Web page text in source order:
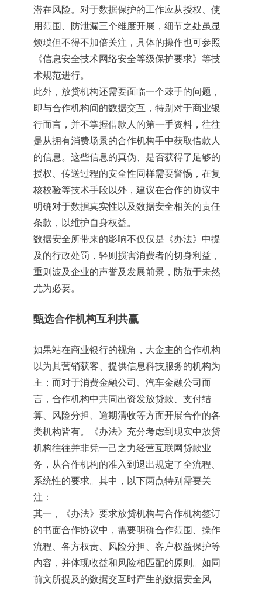
潜在风险。对于数据保护的工作应从授权、使
用范围、防泄漏三个维度开展，细节之处虽显
烦琐但不得不加倍关注，具体的操作也可参照
《信息安全技术网络安全等级保护要求》等技
术规范进行。
此外，放贷机构还需要面临一个棘手的问题，
即与合作机构间的数据交互，特别对于商业银
行而言，并不掌握借款人的第一手资料，往往
是从拥有消费场景的合作机构手中获取借款人
的信息。这些信息的真伪、是否获得了足够的
授权、传送过程的安全性同样需要警惕，在复
核校验等技术手段以外，建议在合作的协议中
明确对于数据真实性以及数据安全相关的责任
条款，以维护自身权益。
数据安全所带来的影响不仅仅是《办法》中提
及的行政处罚，轻则损害消费者的切身利益，
重则波及企业的声誉及发展前景，防范于未然
尤为必要。
甄选合作机构互利共赢
如果站在商业银行的视角，大金主的合作机构
以为其营销获客、提供信息科技服务的机构为
主；而对于消费金融公司、汽车金融公司而
言，合作机构中共同出资发放贷款、支付结
算、风险分担、逾期清收等方面开展合作的各
类机构皆有。《办法》充分考虑到现实中放贷
机构往往并非凭一己之力经营互联网贷款业
务，从合作机构的准入到退出规定了全流程、
系统性的要求。其中，以下两点特别需要关
注：
其一，《办法》要求放贷机构与合作机构签订
的书面合作协议中，需要明确合作范围、操作
流程、各方权责、风险分担、客户权益保护等
内容，并体现收益和风险相匹配的原则。如同
前文所提及的数据交互时产生的数据安全风